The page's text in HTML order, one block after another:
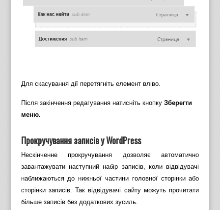
Для скасування дії перетягніть елемент вліво.
Після закінчення редагування натисніть кнопку Зберегти
меню.
Прокручування записів у WordPress
Нескінченне прокручування дозволяє автоматично
завантажувати наступний набір записів, коли відвідувачі
наближаються до нижньої частини головної сторінки або
сторінки записів. Так відвідувачі сайту можуть прочитати
більше записів без додаткових зусиль.